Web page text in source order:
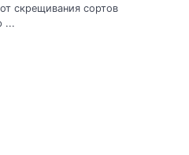
скрещивания сортов
...